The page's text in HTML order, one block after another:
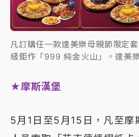
凡訂購任一款達美樂母親節限定
級鉅作「999 純金火山」。達美
★摩斯漢堡
5月1日至5月15日，凡至摩